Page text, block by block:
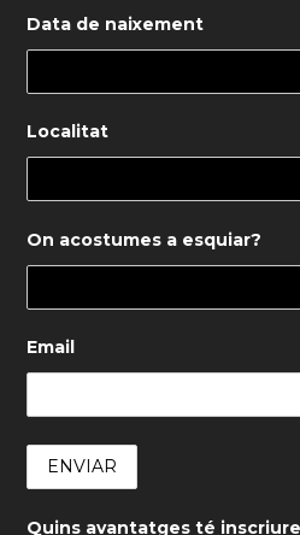
Data de naixement
Localitat
On acostumes a esquiar?
Email
Quins avantatges té